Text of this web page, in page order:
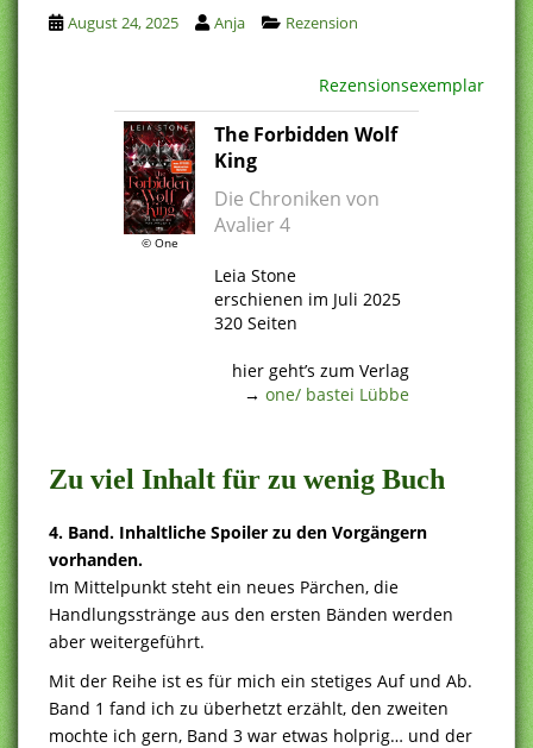
e
n
t
August 24, 2025 Anja Rezension
Rezensionsexemplar
© One
The Forbidden Wolf
King
Die Chroniken von
Avalier 4
Leia Stone
erschienen im Juli 2025
320 Seiten
hier geht’s zum Verlag
→ one/ bastei Lübbe
Zu viel Inhalt für zu wenig Buch
4. Band. Inhaltliche Spoiler zu den Vorgängern
vorhanden.
Im Mittelpunkt steht ein neues Pärchen, die
Handlungsstränge aus den ersten Bänden werden
aber weitergeführt.
Mit der Reihe ist es für mich ein stetiges Auf und Ab.
Band 1 fand ich zu überhetzt erzählt, den zweiten
mochte ich gern, Band 3 war etwas holprig… und der